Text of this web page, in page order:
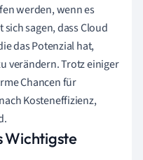
werden, wenn es
sagen, dass Cloud
das Potenzial hat,
verändern. Trotz einiger
Chancen für
Kosteneffizienz,
Wichtigste